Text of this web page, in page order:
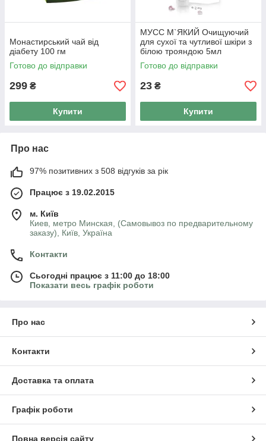
Монастирський чай від
діабету 100 гм
Готово до відправки
299 ₴
Купити
МУСС М`ЯКИЙ Очищуючий
для сухої та чутливої шкіри з
білою трояндою 5мл
Готово до відправки
23 ₴
Купити
Про нас
97% позитивних з 508 відгуків за рік
Працює з 19.02.2015
м. Київ
Киев, метро Минская, (Самовывоз по предварительному
заказу), Київ, Україна
Контакти
Сьогодні працює з 11:00 до 18:00
Показати весь графік роботи
Про нас
Контакти
Доставка та оплата
Графік роботи
Повна версія сайту